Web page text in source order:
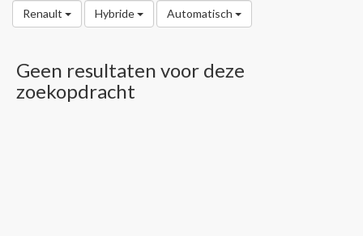
Renault Hybride Automatisch
Geen resultaten voor deze
zoekopdracht